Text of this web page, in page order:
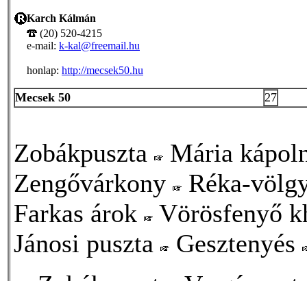
Karch Kálmán
(20) 520-4215
e-mail: k-kal@freemail.hu
honlap: http://mecsek50.hu
Mecsek 50 27
Zobákpuszta
Mária
Zengővárkony
Réka-
Farkas árok
Vörösfenyő
Jánosi puszta
Gesztenyés